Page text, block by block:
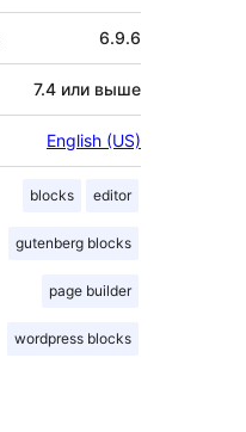
6.9.6
7.4 или выше
English (US)
blocks editor
gutenberg blocks
page builder
wordpress blocks